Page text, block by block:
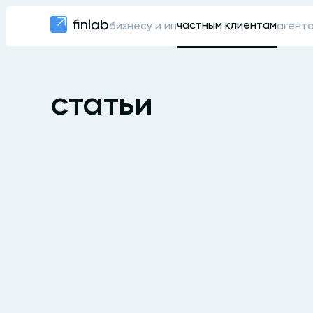
бизнесу и ипчастным клиентам
статьи